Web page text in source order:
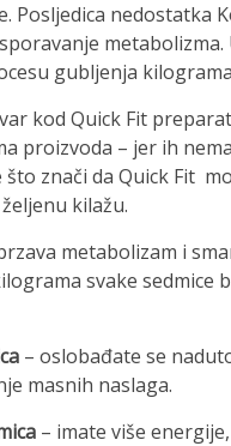
Posljedica nedostatka
gubljenja
kod Quick Fit
proizvoda – jer ih
znači da Quick Fit
kilažu.
metabolizam i
svake sedmice
– oslobađate se
masnih naslaga.
– imate više